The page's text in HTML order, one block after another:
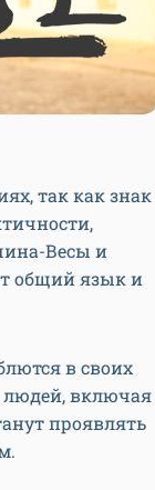
так как знак
Весы и
общий язык и
в своих
людей, включая
проявлять